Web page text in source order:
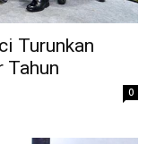
Turunkan
Tahun
0